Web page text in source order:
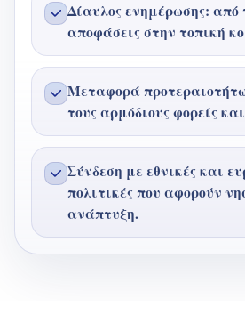
Δίαυλος ενημέρωσης: από
αποφάσεις στην τοπική
Μεταφορά
τους αρμόδιους φορείς
Σύνδεση με εθνικές και
πολιτικές που αφορούν
ανάπτυξη.